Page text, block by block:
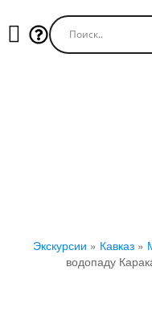
Экскурсии » Кавказ»
водопаду